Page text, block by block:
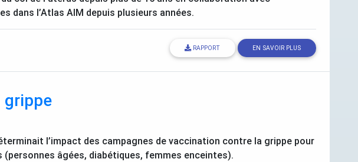
dans l’Atlas AIM depuis plusieurs années.
RAPPORT EN SAVOIR PLUS
grippe
l’impact des campagnes de vaccination contre la grippe pour
âgées, diabétiques, femmes enceintes).